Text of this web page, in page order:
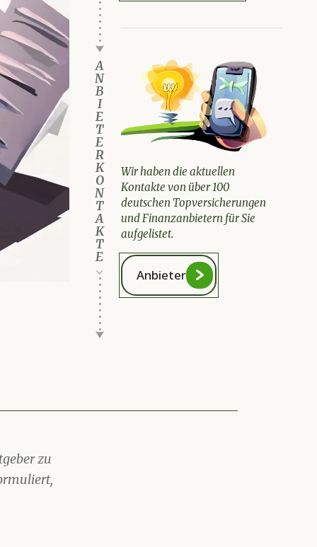
A
N
B
I
E
T
E
R
K
O
N
T
A
K
T
E
Wir haben die aktuellen
Kontakte von über 100
deutschen Topversicherungen
und Finanzanbietern für Sie
aufgelistet.
Anbieter
zu